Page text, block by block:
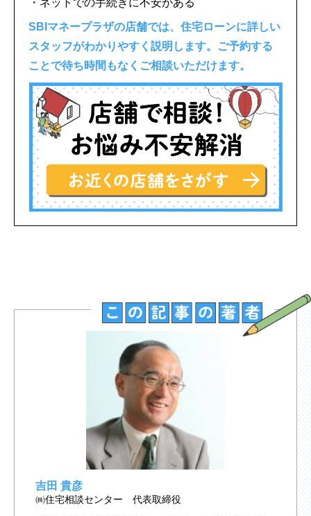
SBIマネープラザの店舗では、住宅ローンに詳しい
スタッフがわかりやすく説明します。ご予約する
ことで待ち時間もなくご相談いただけます。
吉田 貴彦
㈱住宅相談センター 代表取締役